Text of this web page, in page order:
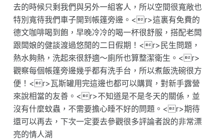
去的時候只剩我們與另外一組客人，所以空間很寬敞也
特別寬待我們車子開到帳篷旁邊。<r>這裏有免費的
德文咖啡喝到飽，早晚冷冷的喝一杯很舒服，搭配老闆
跟闆娘的健談渡過悠閒的二日假期！<r>民生問題，
熱水夠熱，洗起來很舒適～廁所也算整潔衛生。<r>
觀察每個帳篷旁邊幾乎都有洗手台，所以煮飯洗碗很方
便！<r>瓦斯罐用完這邊也都可以購買，對新手露營
來說相當的友善。<r>不知道是不是冬天的關係，並
沒有什麼蚊蟲，不需要擔心睡不好的問題。<r>期待
還可以再去，下次一定要去參觀很多評論者說的非常漂
亮的情人湖